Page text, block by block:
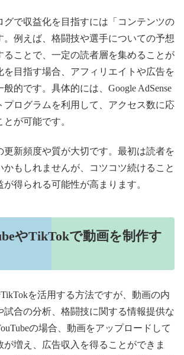
グで収益化を目指すには「コンテンツの
。例えば、格闘技や選手についての予想
ることで、一定の読者層を集めることが
を目指す場合、アフィリエイトや広告を
的です。具体的には、Google AdSense
プログラムを利用して、アクセス数に応
が可能です。
更新頻度や質が大切です。最初は読者を
かもしれませんが、コツコツ続けること
得られる可能性が高まります。
やTikTokで動画を制作す
TikTokを活用する方法ですが、動画の内
試合の分析、格闘技に関する情報提供な
の場合、動画をアップロードして
が増え、広告収入を得ることができま